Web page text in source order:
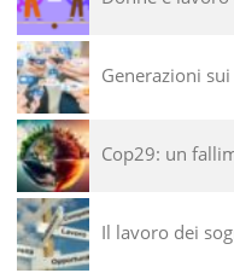
Generazioni sui
Cop29: un
Il lavoro dei